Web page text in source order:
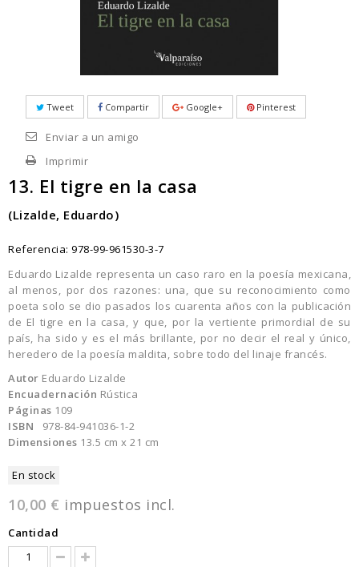
Tweet Compartir Google+ Pinterest
Enviar a un amigo
Imprimir
13. El tigre en la casa
(Lizalde, Eduardo)
Referencia: 978-99-961530-3-7
Eduardo Lizalde representa un caso raro en la poesía mexicana,
al menos, por dos razones: una, que su reconocimiento como
poeta solo se dio pasados los cuarenta años con la publicación
de El tigre en la casa, y que, por la vertiente primordial de su
país, ha sido y es el más brillante, por no decir el real y único,
heredero de la poesía maldita, sobre todo del linaje francés.
Autor Eduardo Lizalde
Encuadernación Rústica
Páginas 109
ISBN 978-84-941036-1-2
Dimensiones 13.5 cm x 21 cm
En stock
10,00 € impuestos incl.
Cantidad